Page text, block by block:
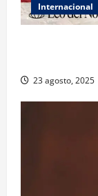
Internacional
23 agosto, 2025